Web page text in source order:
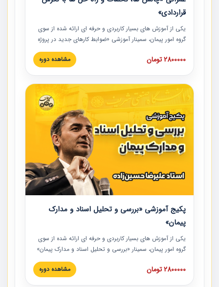
قراردادی»
یکی از آموزش‏‏‏‏‏‏ های بسیار کاربردی و حرفه‏ ای ارائه شده از سوی
گروه امور پیمان، سمینار آموزشی «ضوابط کارهای جدید در پروژه
های عمرانی» چالش ها، تخلفات و راه حل ها با نگرش قراردادی
است که در محل سندیکای شرکت های ساختمانی کشور ارائه شد.
مدارک پیمان به همراه تجربیات عملی ارائه شده است.
2800000 تومان مشاهده دوره
پکیج آموزشی «بررسی و تحلیل اسناد و مدارک
پیمان»
یکی از آموزش‏‏‏‏‏‏ های بسیار کاربردی و حرفه‏ ای ارائه شده از سوی
گروه امور پیمان، سمینار «بررسی و تحلیل اسناد و مدارک پیمان»
است که در دانشگاه صنعتی شریف ارائه شد. در این آموزش
نکات کلیدی مربوط به اسناد و مدارک پیمان، اولویت بندی اسناد
2800000 تومان مشاهده دوره